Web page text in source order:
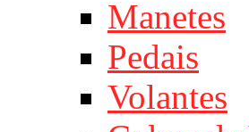
Manetes
Pedais
Volantes